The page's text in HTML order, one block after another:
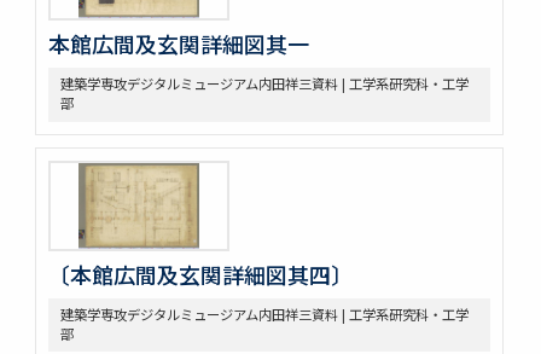
本館広間及玄関詳細図其一
建築学専攻デジタルミュージアム内田祥三資料 | 工学系研究科・工学
部
〔本館広間及玄関詳細図其四〕
建築学専攻デジタルミュージアム内田祥三資料 | 工学系研究科・工学
部